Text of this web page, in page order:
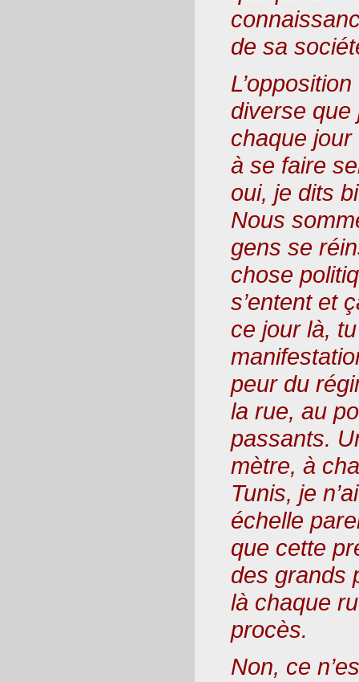
de sa
diverse que
chaque
à se faire
oui, je dits
Nous
gens se
chose
s’entent et
ce jour là,
peur du
la rue, au
passants.
mètre, à
Tunis, je
échelle
que cette
des grands
là chaque
procès.
Non, ce